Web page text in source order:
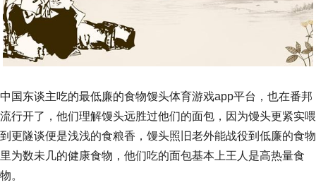
中国东谈主吃的最低廉的食物馒头体育游戏app平台，也在番邦
流行开了，他们理解馒头远胜过他们的面包，因为馒头更紧实喂
到更隧谈便是浅浅的食粮香，馒头照旧老外能战役到低廉的食物
里为数未几的健康食物，他们吃的面包基本上王人是高热量食
物。